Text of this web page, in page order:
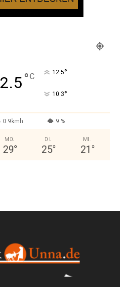
°C 12.5°
10.3°
0.9kmh 9 %
MO.
29°
DI.
25°
MI.
21 °